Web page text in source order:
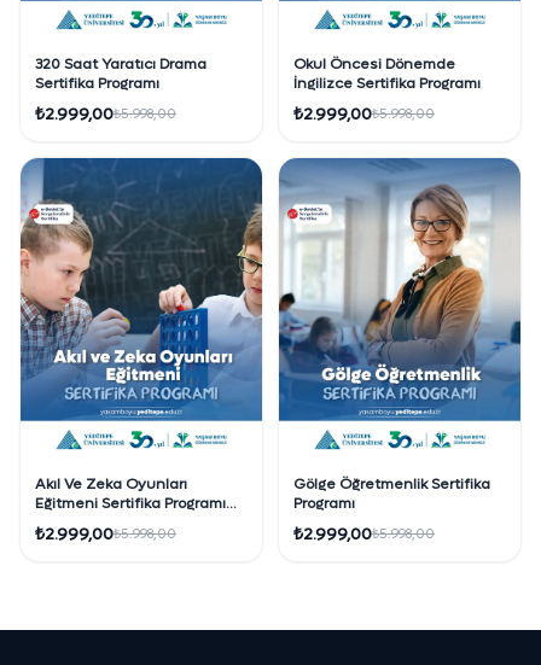
320 Saat Yaratıcı Drama
Sertifika Programı
₺2.999,00₺5.998,00
Okul Öncesi Dönemde
İngilizce Sertifika Programı
₺2.999,00₺5.998,00
Akıl Ve Zeka Oyunları
Eğitmeni Sertifika Programı
(Uygulayıcı Belge)
₺2.999,00₺5.998,00
Gölge Öğretmenlik Sertifika
Programı
₺2.999,00₺5.998,00